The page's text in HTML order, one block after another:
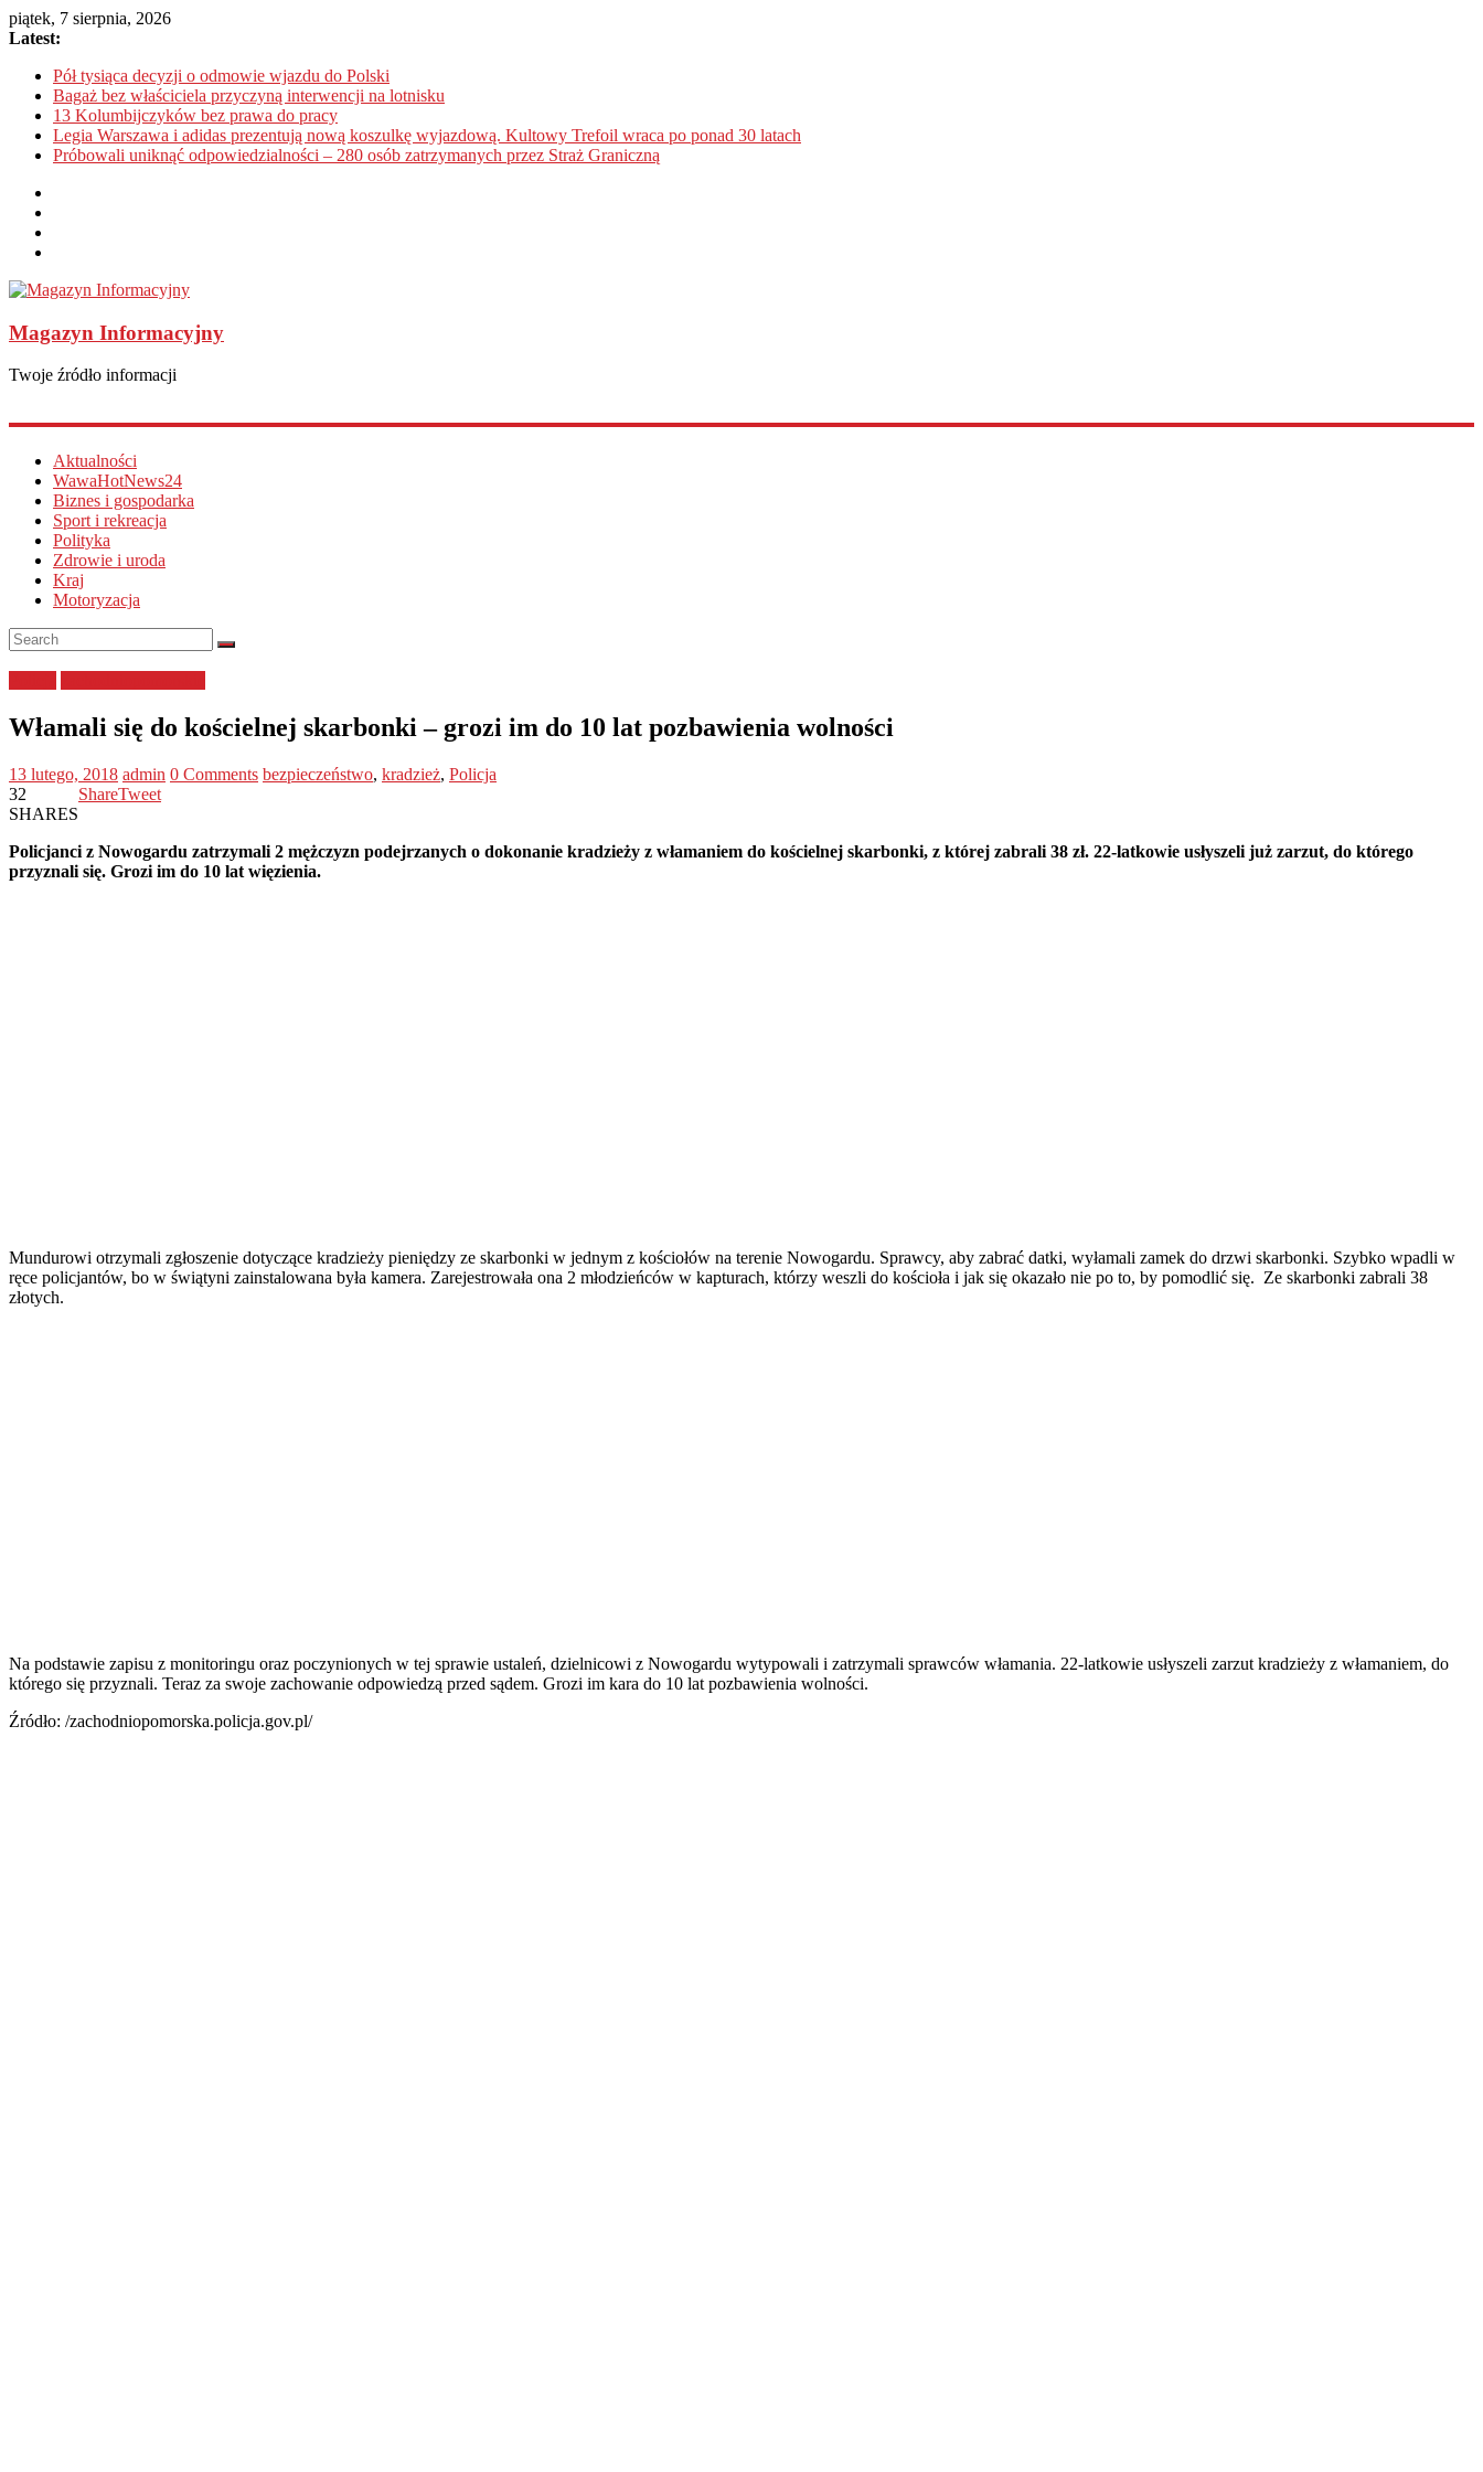
piątek, 7 sierpnia, 2026
Latest:
Pół tysiąca decyzji o odmowie wjazdu do Polski
Bagaż bez właściciela przyczyną interwencji na lotnisku
13 Kolumbijczyków bez prawa do pracy
Legia Warszawa i adidas prezentują nową koszulkę wyjazdową. Kultowy Trefoil wraca po ponad 30 latach
Próbowali uniknąć odpowiedzialności – 280 osób zatrzymanych przez Straż Graniczną
Magazyn Informacyjny
Twoje źródło informacji
Aktualności
WawaHotNews24
Biznes i gospodarka
Sport i rekreacja
Polityka
Zdrowie i uroda
Kraj
Motoryzacja
Włamali się do kościelnej skarbonki – grozi im do 10 lat pozbawienia wolności
13 lutego, 2018 admin 0 Comments bezpieczeństwo, kradzież, Policja
32
SHARES
ShareTweet
Policjanci z Nowogardu zatrzymali 2 mężczyzn podejrzanych o dokonanie kradzieży z włamaniem do kościelnej skarbonki, z której zabrali 38 zł. 22-latkowie usłyszeli już zarzut, do którego
przyznali się. Grozi im do 10 lat więzienia.
Mundurowi otrzymali zgłoszenie dotyczące kradzieży pieniędzy ze skarbonki w jednym z kościołów na terenie Nowogardu. Sprawcy, aby zabrać datki, wyłamali zamek do drzwi skarbonki. Szybko wpadli w
ręce policjantów, bo w świątyni zainstalowana była kamera. Zarejestrowała ona 2 młodzieńców w kapturach, którzy weszli do kościoła i jak się okazało nie po to, by pomodlić się. Ze skarbonki zabrali 38
złotych.
Na podstawie zapisu z monitoringu oraz poczynionych w tej sprawie ustaleń, dzielnicowi z Nowogardu wytypowali i zatrzymali sprawców włamania. 22-latkowie usłyszeli zarzut kradzieży z włamaniem, do
którego się przyznali. Teraz za swoje zachowanie odpowiedzą przed sądem. Grozi im kara do 10 lat pozbawienia wolności.
Źródło: /zachodniopomorska.policja.gov.pl/